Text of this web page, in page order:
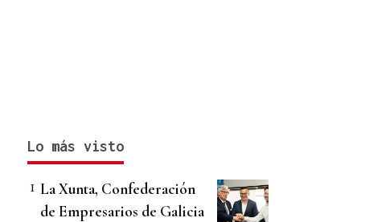
Lo más visto
La Xunta, Confederación
de Empresarios de Galicia